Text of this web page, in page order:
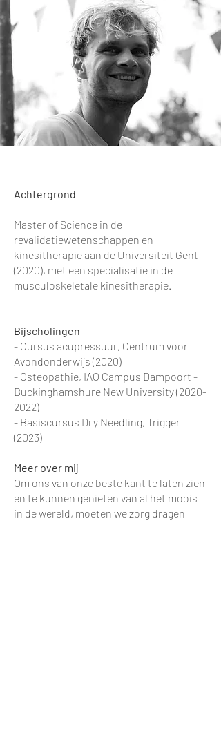
Achtergrond
Master of Science in de
revalidatiewetenschappen en
kinesitherapie aan de Universiteit Gent
(2020), met een specialisatie in de
musculoskeletale kinesitherapie.
Bijscholingen
- Cursus acupressuur, Centrum voor
Avondonderwijs (2020)
- Osteopathie, IAO Campus Dampoort -
Buckinghamshure New University(2020-
2022)
- Basiscursus Dry Needling, Trigger
(2023)
Meer over mij
Om ons van onze beste kant te laten zien
en te kunnen genieten van al het moois
in de wereld, moeten we zorg dragen